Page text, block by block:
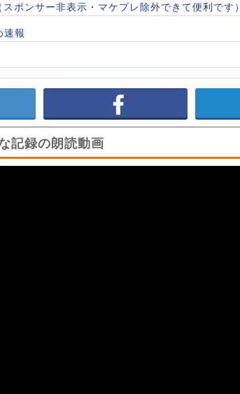
ポンサー非表示・マケプレ除外できて便利です）
速報
記録の朗読動画